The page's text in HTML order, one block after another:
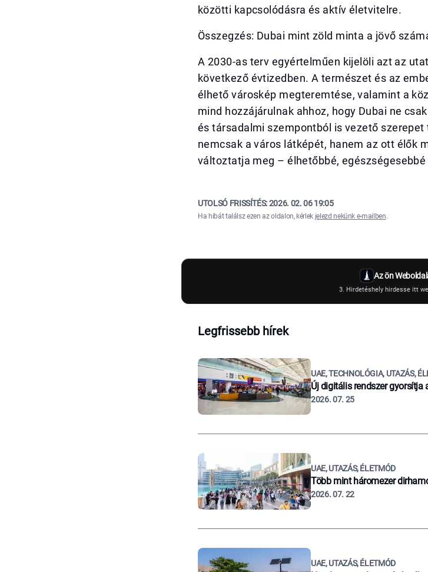
közötti kapcsolódásra és aktív életvitelre.
Összegzés: Dubai mint zöld minta a jövő
A 2030-as terv egyértelműen kijelöli azt az
következő évtizedben. A természet és az
élhető városkép megteremtése, valamint a
mind hozzájárulnak ahhoz, hogy Dubai ne
és társadalmi szempontból is vezető
nemcsak a város látképét, hanem az ott élők
változtatja meg – élhetőbbé,
UTOLSÓ FRISSÍTÉS:2026. 02. 06 19:05
Ha hibát találsz ezen az oldalon, kérlek jelezd nekünk e-mailben.
Az ön
3. Hirdetéshely hirdesse itt
Legfrissebb hírek
UAE, TECHNOLÓGIA, UTAZÁS,
Új digitális rendszer gyorsítja
2026. 07. 25
UAE, UTAZÁS, ÉLETMÓD
Több mint háromezer
2026. 07. 22
UAE, UTAZÁS, ÉLETMÓD